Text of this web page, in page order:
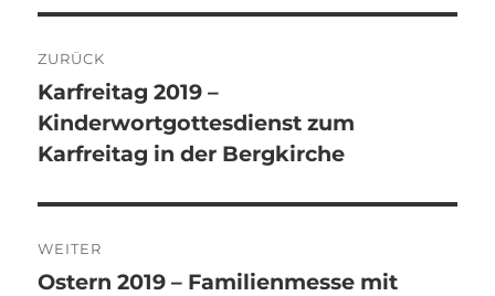
ZURÜCK
Vorheriger
Beitrag:
Karfreitag 2019 –
Kinderwortgottesdienst zum
Karfreitag in der Bergkirche
WEITER
Nächster
Ostern 2019 – Familienmesse mit